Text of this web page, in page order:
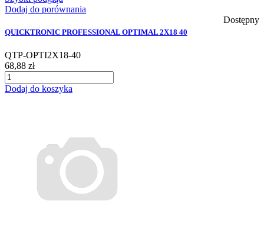
Dodaj do porównania
Dostępny
QUICKTRONIC PROFESSIONAL OPTIMAL 2X18 40
QTP-OPTI2X18-40
68,88 zł
Dodaj do koszyka